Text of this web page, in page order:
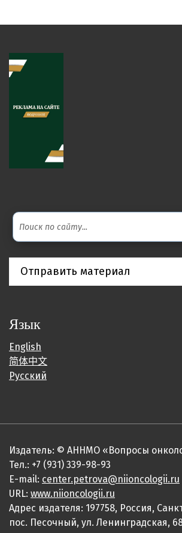
Отправить материал
Язык
English
简体中文
Русский
Издатель: © АННМО «Вопросы
Тел.: +7 (931) 339-98-93
E-mail: center.petrova@niioncologii.ru
URL: www.niioncologii.ru
Адрес издателя: 197758, Россия,
пос. Песочный, ул. Ленинградская,